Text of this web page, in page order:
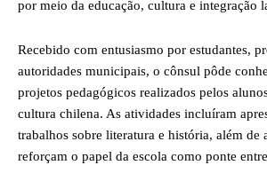
por meio da educação, cultura e integração
Recebido com entusiasmo por estudantes,
autoridades municipais, o cônsul pôde
projetos pedagógicos realizados pelos
cultura chilena. As atividades incluíram
trabalhos sobre literatura e história, além de
reforçam o papel da escola como ponte